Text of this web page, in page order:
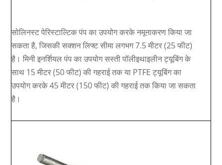
सोलिनस्ट पेरिस्टाल्टिक पंप का उपयोग करके नमूनाकरण किया जा
सकता है, जिसकी सक्शन लिफ्ट सीमा लगभग 7.5 मीटर (25 फीट)
है। मिनी इनर्शियल पंप का उपयोग सस्ती पॉलीइथाइलीन ट्यूबिंग के
साथ 15 मीटर (50 फीट) की गहराई तक या PTFE ट्यूबिंग का
उपयोग करके 45 मीटर (150 फीट) की गहराई तक किया जा सकता
है।